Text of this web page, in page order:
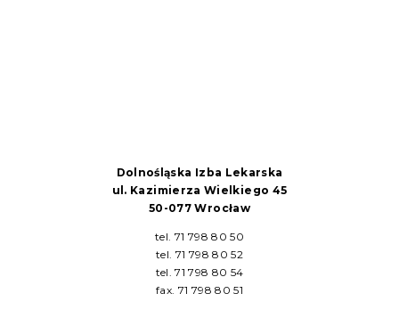
Dolnośląska Izba Lekarska
ul. Kazimierza Wielkiego 45
50-077 Wrocław
tel. 71 798 80 50
tel. 71 798 80 52
tel. 71 798 80 54
fax. 71 798 80 51